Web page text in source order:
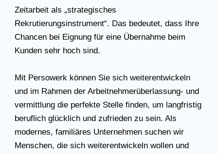
Zeitarbeit als „strategisches
Rekrutierungsinstrument“. Das bedeutet, dass Ihre
Chancen bei Eignung für eine Übernahme beim
Kunden sehr hoch sind.
Mit Persowerk können Sie sich weiterentwickeln
und im Rahmen der Arbeitnehmerüberlassung- und
vermittlung die perfekte Stelle finden, um langfristig
beruflich glücklich und zufrieden zu sein. Als
modernes, familiäres Unternehmen suchen wir
Menschen, die sich weiterentwickeln wollen und